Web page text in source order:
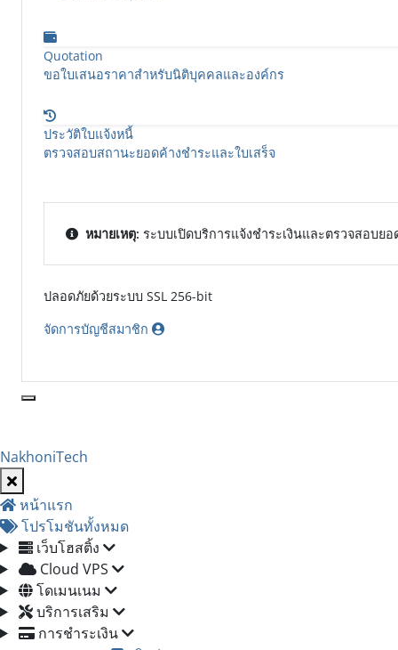
Quotation
ขอใบเสนอราคาสำหรับนิติบุคคลและองค์กร
ประวัติใบแจ้งหนี้
ตรวจสอบสถานะยอดค้างชำระและใบเสร็จ
หมายเหตุ: ระบบเปิดบริการแจ้งชำระเงินและตรวจสอบย
ปลอดภัยด้วยระบบ SSL 256-bit
จัดการบัญชีสมาชิก
NakhoniTech
หน้าแรก
โปรโมชันทั้งหมด
เว็บโฮสติ้ง
Cloud VPS
โดเมนเนม
บริการเสริม
การชำระเงิน